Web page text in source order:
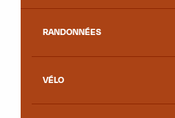
RANDONNÉES
VÉLO